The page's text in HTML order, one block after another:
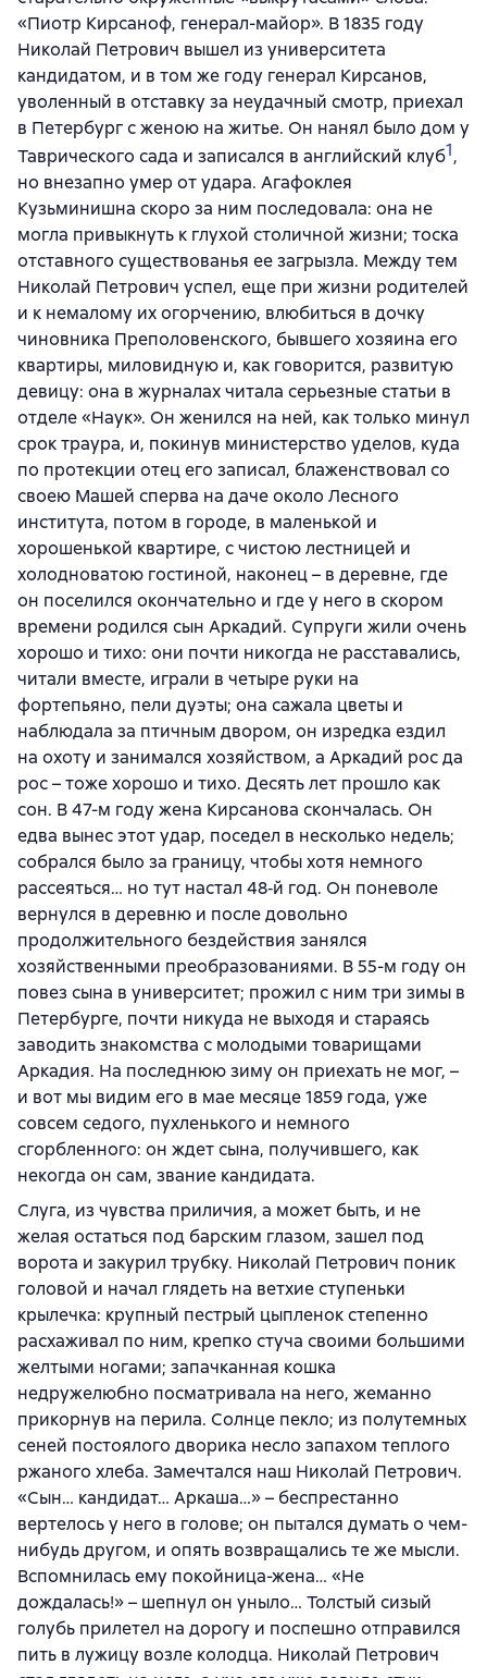
«Пиотр Кирсаноф, генерал-майор». В 1835 году
Николай Петрович вышел из университета
кандидатом, и в том же году генерал Кирсанов,
уволенный в отставку за неудачный смотр, приехал
в Петербург с женою на житье. Он нанял было дом у
Таврического сада и записался в английский клуб1,
но внезапно умер от удара. Агафоклея
Кузьминишна скоро за ним последовала: она не
могла привыкнуть к глухой столичной жизни; тоска
отставного существованья ее загрызла. Между тем
Николай Петрович успел, еще при жизни родителей
и к немалому их огорчению, влюбиться в дочку
чиновника Преполовенского, бывшего хозяина его
квартиры, миловидную и, как говорится, развитую
девицу: она в журналах читала серьезные статьи в
отделе «Наук». Он женился на ней, как только минул
срок траура, и, покинув министерство уделов, куда
по протекции отец его записал, блаженствовал со
своею Машей сперва на даче около Лесного
института, потом в городе, в маленькой и
хорошенькой квартире, с чистою лестницей и
холодноватою гостиной, наконец – в деревне, где
он поселился окончательно и где у него в скором
времени родился сын Аркадий. Супруги жили очень
хорошо и тихо: они почти никогда не расставались,
читали вместе, играли в четыре руки на
фортепьяно, пели дуэты; она сажала цветы и
наблюдала за птичным двором, он изредка ездил
на охоту и занимался хозяйством, а Аркадий рос да
рос – тоже хорошо и тихо. Десять лет прошло как
сон. В 47-м году жена Кирсанова скончалась. Он
едва вынес этот удар, поседел в несколько недель;
собрался было за границу, чтобы хотя немного
рассеяться… но тут настал 48‐й год. Он поневоле
вернулся в деревню и после довольно
продолжительного бездействия занялся
хозяйственными преобразованиями. В 55-м году он
повез сына в университет; прожил с ним три зимы в
Петербурге, почти никуда не выходя и стараясь
заводить знакомства с молодыми товарищами
Аркадия. На последнюю зиму он приехать не мог, –
и вот мы видим его в мае месяце 1859 года, уже
совсем седого, пухленького и немного
сгорбленного: он ждет сына, получившего, как
некогда он сам, звание кандидата.
Слуга, из чувства приличия, а может быть, и не
желая остаться под барским глазом, зашел под
ворота и закурил трубку. Николай Петрович поник
головой и начал глядеть на ветхие ступеньки
крылечка: крупный пестрый цыпленок степенно
расхаживал по ним, крепко стуча своими большими
желтыми ногами; запачканная кошка
недружелюбно посматривала на него, жеманно
прикорнув на перила. Солнце пекло; из полутемных
сеней постоялого дворика несло запахом теплого
ржаного хлеба. Замечтался наш Николай Петрович.
«Сын… кандидат… Аркаша…» – беспрестанно
вертелось у него в голове; он пытался думать о чем-
нибудь другом, и опять возвращались те же мысли.
Вспомнилась ему покойница-жена… «Не
дождалась!» – шепнул он уныло… Толстый сизый
голубь прилетел на дорогу и поспешно отправился
пить в лужицу возле колодца. Николай Петрович